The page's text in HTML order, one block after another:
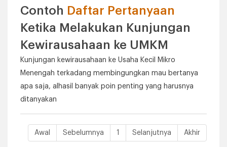
Contoh Daftar Pertanyaan
Ketika Melakukan Kunjungan
Kewirausahaan ke UMKM
Kunjungan kewirausahaan ke Usaha Kecil Mikro
Menengah terkadang membingungkan mau bertanya
apa saja, alhasil banyak poin penting yang harusnya
ditanyakan
Awal Sebelumnya 1 Selanjutnya Akhir